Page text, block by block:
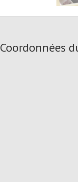
Coordonnées